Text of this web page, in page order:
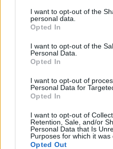
not limited to your visit or
grant or deny consent to
use your data for below
consent section.
I want to opt-out of the
personal data.
Opted In
I want to opt-out of the
Personal Data.
Opted In
I want to opt-out of
Personal Data for
Opted In
I want to opt-out of
Retention, Sale, and/or
Personal Data that Is
Purposes for which it was
Opted Out
is érdekes, elgondolkodtató,
szép fotókkal lephetünk
délelőtt 10.00 órakor a
A legnépszerűbb tavalyi
bejegyzést ITT találod.